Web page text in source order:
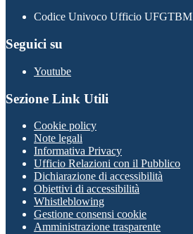
Codice Univoco Ufficio UFGTBM
Seguici su
Youtube
Sezione Link Utili
Cookie policy
Note legali
Informativa Privacy
Ufficio Relazioni con il Pubblico
Dichiarazione di accessibilità
Obiettivi di accessibilità
Whistleblowing
Gestione consensi cookie
Amministrazione trasparente